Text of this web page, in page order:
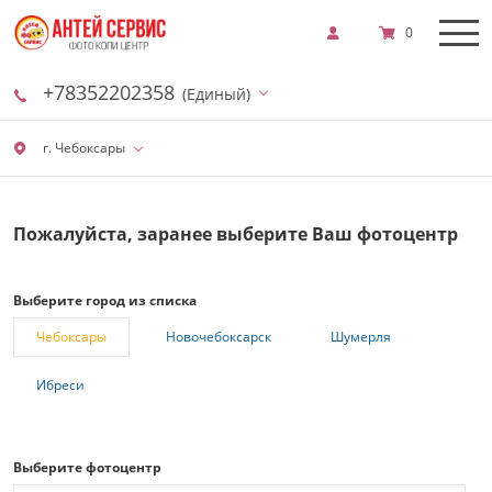
г. Чебоксары
+78352202358 (Единый)
0
Пожалуйста, заранее выберите Ваш фотоцентр
Выберите город из списка
Чебоксары
Новочебоксарск Шумерля
Ибреси
Выберите фотоцентр